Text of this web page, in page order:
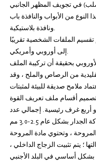
في تجويف المظهر الجانبي
النوع من الأبواب والنافذة باب
ونافذة بلاستيكية.
الملفات الشخصية تقريبًا
إلى أوروبي وأمريكي.
بحقيقة أن تركيبة الملف
من الرصاص والملح ، وقد
ملامح صديقة للبيئة لمثبتات
أقسام ملف تعريف القوة
غرف رئيسية. إجمالي عدد
، وتحتوي مادة المروحة
؛ يتم تثبيت الزجاج الداخلي ،
بشكل أساسي في البلد الأجنبي